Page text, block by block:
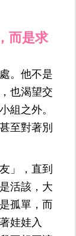
而是求
。他不是
也渴望交
組之外。
至對著別
」，直到
活該，大
孤單，而
娃娃入